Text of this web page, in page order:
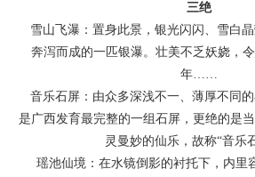
三绝
雪山飞瀑：置身此景，银光闪闪、雪白
奔泻而成的一匹银瀑。壮美不乏妖娆，
年……
音乐石屏：由众多深浅不一、薄厚不同的
是广西发育最完整的一组石屏，更绝的是
灵曼妙的仙乐，故称“音乐
瑶池仙境：在水镜倒影的衬托下，内里